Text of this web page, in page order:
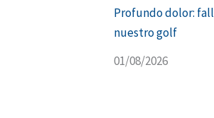
Profundo dolor:
nuestro golf
01/08/2026